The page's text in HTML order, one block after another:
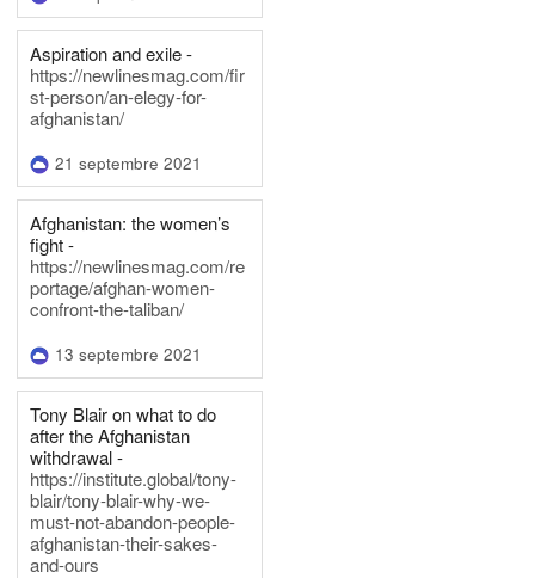
Aspiration and exile -
https://newlinesmag.com/fir
st-person/an-elegy-for-
afghanistan/
21 septembre 2021
Afghanistan: the women’s
fight -
https://newlinesmag.com/re
portage/afghan-women-
confront-the-taliban/
13 septembre 2021
Tony Blair on what to do
after the Afghanistan
withdrawal -
https://institute.global/tony-
blair/tony-blair-why-we-
must-not-abandon-people-
afghanistan-their-sakes-
and-ours